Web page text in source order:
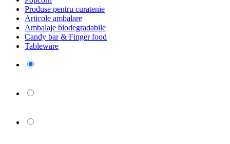
Produse pentru curatenie
Articole ambalare
Ambalaje biodegradabile
Candy bar & Finger food
Tableware